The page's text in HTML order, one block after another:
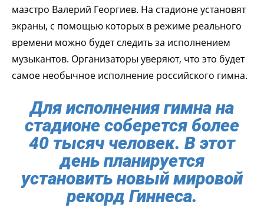
маэстро Валерий Георгиев. На стадионе установят
экраны, с помощью которых в режиме реального
времени можно будет следить за исполнением
музыкантов. Организаторы уверяют, что это будет
самое необычное исполнение российского гимна.
Для исполнения гимна на
стадионе соберется более
40 тысяч человек. В этот
день планируется
установить новый мировой
рекорд Гиннеса.